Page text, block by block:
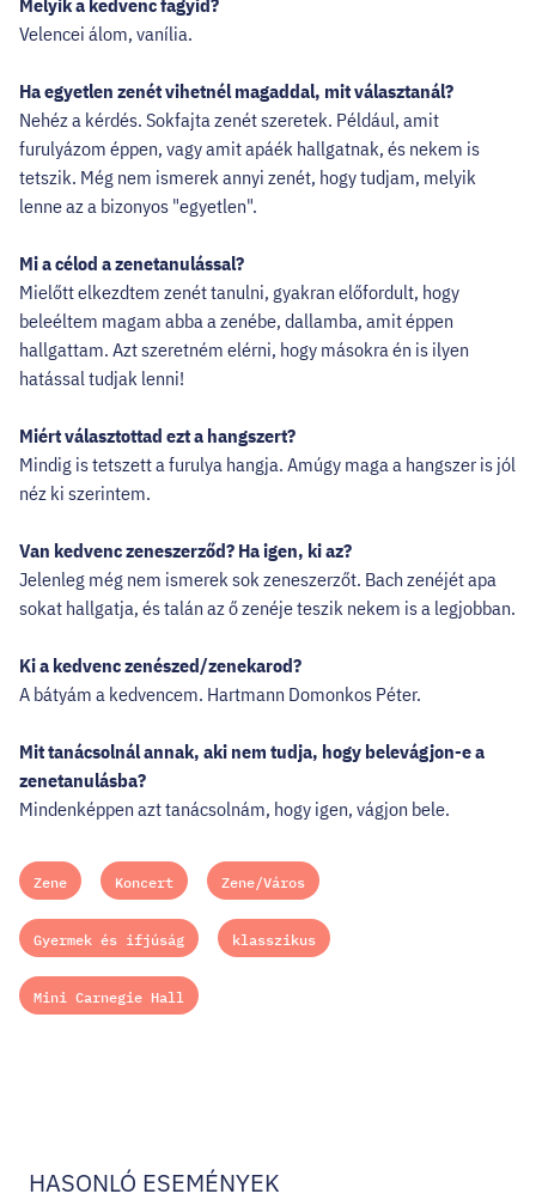
Velencei álom, vanília.
Ha egyetlen zenét vihetnél magaddal, mit választanál?
Nehéz a kérdés. Sokfajta zenét szeretek. Például, amit
furulyázom éppen, vagy amit apáék hallgatnak, és nekem is
tetszik. Még nem ismerek annyi zenét, hogy tudjam, melyik
lenne az a bizonyos "egyetlen".
Mi a célod a zenetanulással?
Mielőtt elkezdtem zenét tanulni, gyakran előfordult, hogy
beleéltem magam abba a zenébe, dallamba, amit éppen
hallgattam. Azt szeretném elérni, hogy másokra én is ilyen
hatással tudjak lenni!
Miért választottad ezt a hangszert?
Mindig is tetszett a furulya hangja. Amúgy maga a hangszer is jól
néz ki szerintem.
Van kedvenc zeneszerződ? Ha igen, ki az?
Jelenleg még nem ismerek sok zeneszerzőt. Bach zenéjét apa
sokat hallgatja, és talán az ő zenéje teszik nekem is a legjobban.
Ki a kedvenc zenészed/zenekarod?
A bátyám a kedvencem. Hartmann Domonkos Péter.
Mit tanácsolnál annak, aki nem tudja, hogy belevágjon-e a
zenetanulásba?
Mindenképpen azt tanácsolnám, hogy igen, vágjon bele.
Zene Koncert Zene/Város
Gyermek és ifjúság klasszikus
Mini Carnegie Hall
HASONLÓ ESEMÉNYEK